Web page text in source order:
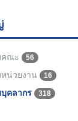
คณะ 56
น่วยงาน 16
คลากร 318